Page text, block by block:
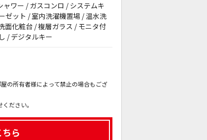
ワー / ガスコンロ / システムキ
ゼット / 室内洗濯機置場 / 温水洗
面化粧台 / 複層ガラス / モニタ付
/ デジタルキー
の所有者様によって禁止の場合もござ
ださい。
ら